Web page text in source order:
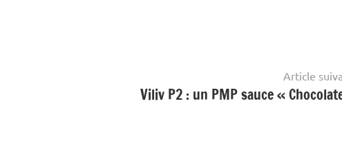
Article
Viliv P2 : un PMP sauce «